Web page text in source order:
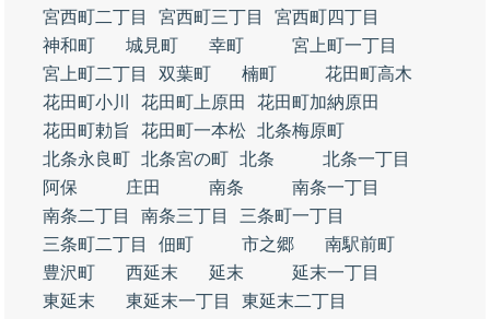
宮西町二丁目
宮西町三丁目
宮西町四丁目
神和町
城見町 幸町
宮上町一丁目
宮上町二丁目
双葉町 楠町
花田町高木
花田町小川
花田町上原田
花田町加納原田
花田町勅旨
花田町一本松 北条梅原町
北条永良町 北条宮の町 北条
北条一丁目
阿保
庄田 南条
南条一丁目
南条二丁目
南条三丁目
三条町一丁目
三条町二丁目
佃町 市之郷
南駅前町
豊沢町
西延末 延末
延末一丁目
東延末
東延末一丁目
東延末二丁目